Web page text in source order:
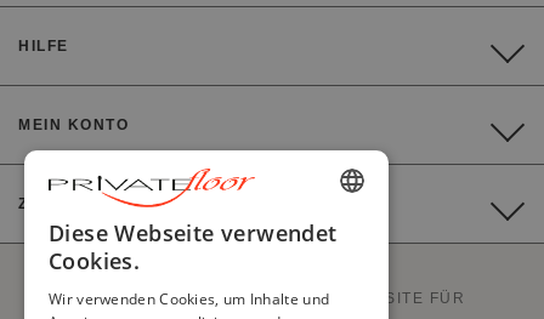
HILFE
MEIN KONTO
ZAHLUNG
PRIVATEFLOOR IST DIE ERSTE WEBSITE FÜR
ENGLISH
DUTCH
Diese Webseite verwendet
Cookies.
Wir verwenden Cookies, um Inhalte und